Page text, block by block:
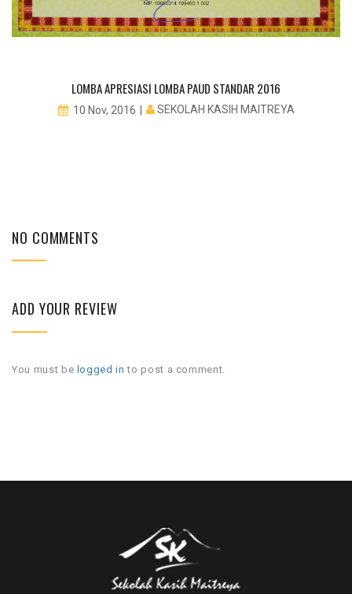
LOMBA APRESIASI LOMBA PAUD STANDAR 2016
10 Nov, 2016 SEKOLAH KASIH MAITREYA
NO COMMENTS
ADD YOUR REVIEW
You must be logged in to post a comment.